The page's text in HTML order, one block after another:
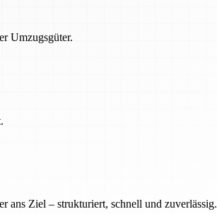
Umzugsgüter.
ans Ziel – strukturiert, schnell und zuverlässig.